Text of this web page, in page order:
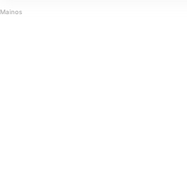
kannattaa kovaa ja ...